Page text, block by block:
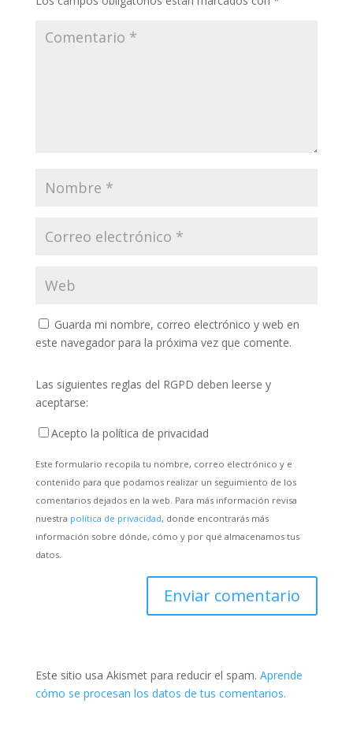
Guarda mi nombre, correo electrónico y web en
este navegador para la próxima vez que comente.
Las siguientes reglas del RGPD deben leerse y
aceptarse:
Acepto la política de privacidad
Este formulario recopila tu nombre, correo electrónico y e
contenido para que podamos realizar un seguimiento de los
comentarios dejados en la web. Para más información revisa
nuestra política de privacidad, donde encontrarás más
información sobre dónde, cómo y por qué almacenamos tus
datos.
Este sitio usa Akismet para reducir el spam. Aprende
cómo se procesan los datos de tus comentarios.